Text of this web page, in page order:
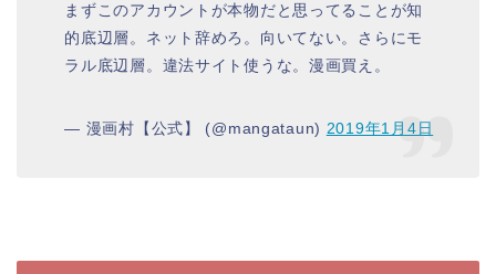
まずこのアカウントが本物だと思ってることが知
的底辺層。ネット辞めろ。向いてない。さらにモ
ラル底辺層。違法サイト使うな。漫画買え。
— 漫画村【公式】 (@mangataun) 2019年1月4日